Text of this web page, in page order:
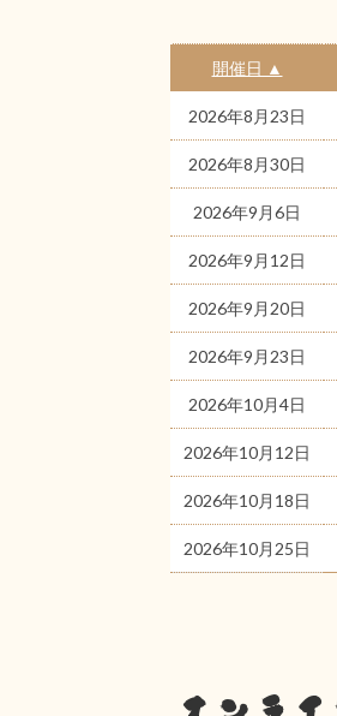
開催日 ▲
2026年8月23日
2026年8月30日
2026年9月6日
2026年9月12日
2026年9月20日
2026年9月23日
2026年10月4日
2026年10月12日
2026年10月18日
2026年10月25日